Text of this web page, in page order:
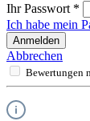
Ihr Passwort *
Ich habe mein
Anmelden
Abbrechen
Bewertungen